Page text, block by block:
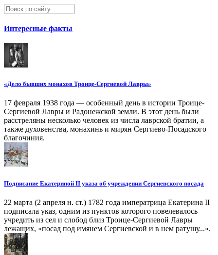
Интересные факты
«Дело бывших монахов Троице-Сергиевой Лавры»
17 февраля 1938 года — особенный день в истории Троице-
Сергиевой Лавры и Радонежской земли. В этот день были
расстреляны несколько человек из числа лаврской братии, а
также духовенства, монахинь и мирян Сергиево-Посадского
благочиния.
Подписание Екатериной II указа об учреждении Сергиевского посада
22 марта (2 апреля н. ст.) 1782 года императрица Екатерина II
подписала указ, одним из пунктов которого повелевалось
учредить из сел и слобод близ Троице-Сергиевой Лавры
лежащих, «посад под имянем Сергиевской и в нем ратушу...».